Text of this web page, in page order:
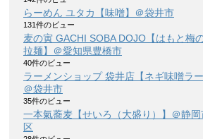
らーめん ユタカ【味噌】＠袋井市
131件のビュー
麦の寅 GACHI SOBA DOJO【はもと梅
拉麺】＠愛知県豊橋市
40件のビュー
ラーメンショップ 袋井店【ネギ味噌ラー
＠袋井市
35件のビュー
一本氣蕎麦【せいろ（大盛り）】＠静
区